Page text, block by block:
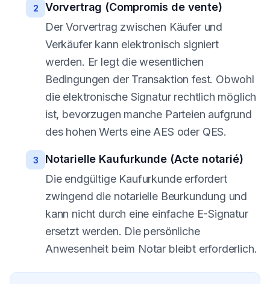
2
Vorvertrag (Compromis de vente)
Der Vorvertrag zwischen Käufer und
Verkäufer kann elektronisch signiert
werden. Er legt die wesentlichen
Bedingungen der Transaktion fest. Obwohl
die elektronische Signatur rechtlich möglich
ist, bevorzugen manche Parteien aufgrund
des hohen Werts eine AES oder QES.
3
Notarielle Kaufurkunde (Acte notarié)
Die endgültige Kaufurkunde erfordert
zwingend die notarielle Beurkundung und
kann nicht durch eine einfache E-Signatur
ersetzt werden. Die persönliche
Anwesenheit beim Notar bleibt erforderlich.